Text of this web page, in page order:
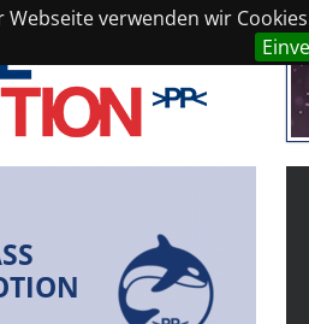
verwenden wir